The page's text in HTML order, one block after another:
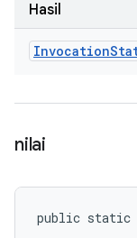
Hasil
Invocation
nilai
public